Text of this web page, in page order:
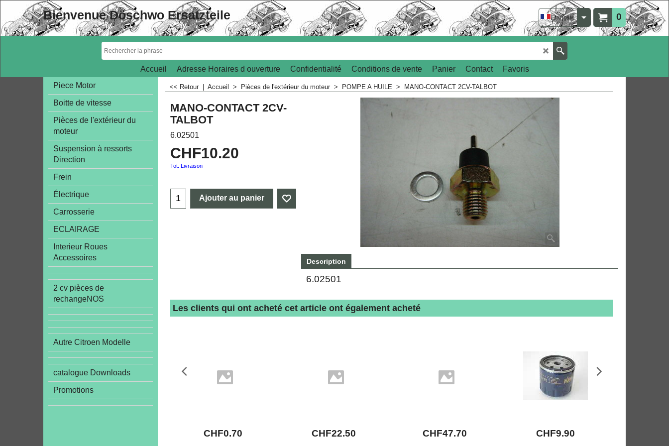
0
Français
Bienvenue Döschwo Ersatzteile
Accueil Adresse Horaires d ouverture Confidentialité Conditions de vente Panier Contact
Favoris
Piece Motor
Boitte de vitesse
Pièces de l'extérieur du
moteur
Suspension à ressorts
Direction
Frein
Électrique
Carrosserie
ECLAIRAGE
Interieur Roues
Accessoires
2 cv pièces de
rechangeNOS
Autre Citroen Modelle
catalogue Downloads
Promotions
<< Retour Accueil > Pièces de l'extérieur du moteur > POMPE A HUILE > MANO-CONTACT 2CV-TALBOT
MANO-CONTACT 2CV-
TALBOT
6.02501
CHF10.20
Tot. Livraison
Ajouter au panier
Description
6.02501
Les clients qui ont acheté cet article ont également acheté
CHF0.70 CHF22.50 CHF47.70 CHF9.90